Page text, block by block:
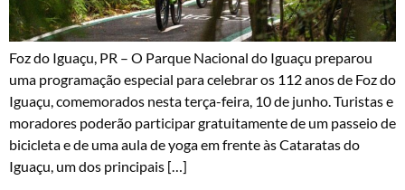
Foz do Iguaçu, PR – O Parque Nacional do Iguaçu preparou
uma programação especial para celebrar os 112 anos de Foz do
Iguaçu, comemorados nesta terça-feira, 10 de junho. Turistas e
moradores poderão participar gratuitamente de um passeio de
bicicleta e de uma aula de yoga em frente às Cataratas do
Iguaçu, um dos principais […]